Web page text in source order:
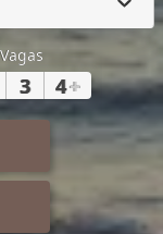
Vagas
3 4+